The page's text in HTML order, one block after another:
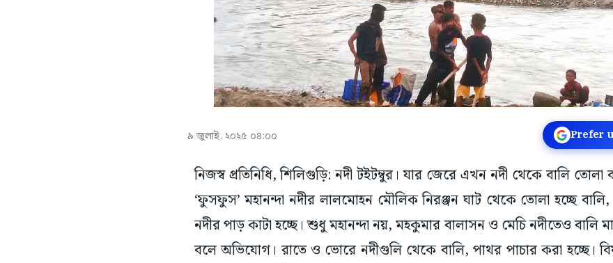
৯ জুলাই, ২০২৫ ০৪:০০ Prefer
নিজস্ব প্রতিনিধি, শিলিগুড়ি: নদী টইটম্বুর। যার জেরে এখন নদী থেকে বালি
‘ফুসফুস’ মহানন্দা নদীর লালমোহন মৌলিক নিরঞ্জন ঘাট থেকে তোলা হচ্ছে
নদীর পাড় কাটা হচ্ছে। শুধু মহানন্দা নয়, মহকুমার বালাসন ও মেচি নদীতেও বালি
বলে অভিযোগ। রাতে ও ভোরে নদীগুলি থেকে বালি, পাথর পাচার করা হচ্ছে।